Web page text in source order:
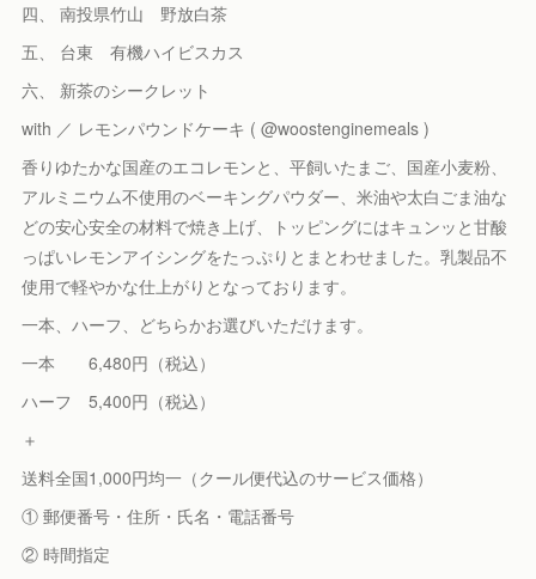
四、 南投県竹山 野放白茶
五、 台東 有機ハイビスカス
六、 新茶のシークレット
with ／ レモンパウンドケーキ ( @woostenginemeals )
香りゆたかな国産のエコレモンと、平飼いたまご、国産小麦粉、
アルミニウム不使用のベーキングパウダー、米油や太白ごま油な
どの安心安全の材料で焼き上げ、トッピングにはキュンッと甘酸
っぱいレモンアイシングをたっぷりとまとわせました。乳製品不
使用で軽やかな仕上がりとなっております。
一本、ハーフ、どちらかお選びいただけます。
一本 6,480円（税込）
ハーフ 5,400円（税込）
＋
送料全国1,000円均一（クール便代込のサービス価格）
① 郵便番号・住所・氏名・電話番号
② 時間指定